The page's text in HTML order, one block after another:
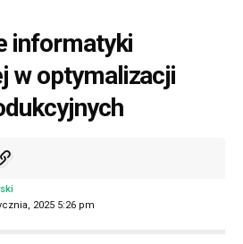
informatyki
w optymalizacji
2025 5:26 pm